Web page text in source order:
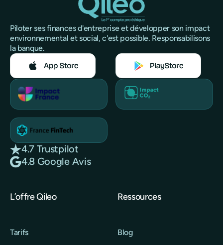
Piloter ses finances d'entreprise et développer son impact
environnemental et social, c'est possible. Responsabilisons
la banque.
4.7 Trustpilot
4.8 Google Avis
L’offre Qileo
Tarifs
Ressources
Blog